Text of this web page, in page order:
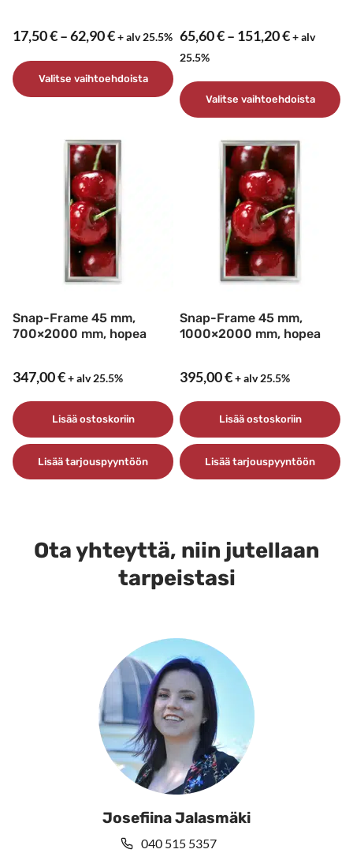
17,50€–62,90€Hintaluokka:
-
62,90 €
+ alv 25.5%
Valitse vaihtoehdoista
muunnelma.
65,60€– 151,20€
151,20 €
+ alv
25.5%
Valitse vaihtoehdoista
tuotteella
useampi
muunnelma.
valinnat
sivulla.
Snap-Frame 45 mm,
700×2000 mm, hopea
347,00€+ alv 25.5%
Lisää ostoskoriin
Lisää tarjouspyyntöön
Snap-Frame 45 mm,
1000×2000 mm, hopea
395,00€+ alv 25.5%
Lisää ostoskoriin
Lisää tarjouspyyntöön
Ota yhteyttä, niin jutellaan
tarpeistasi
Josefiina Jalasmäki
040 515 5357